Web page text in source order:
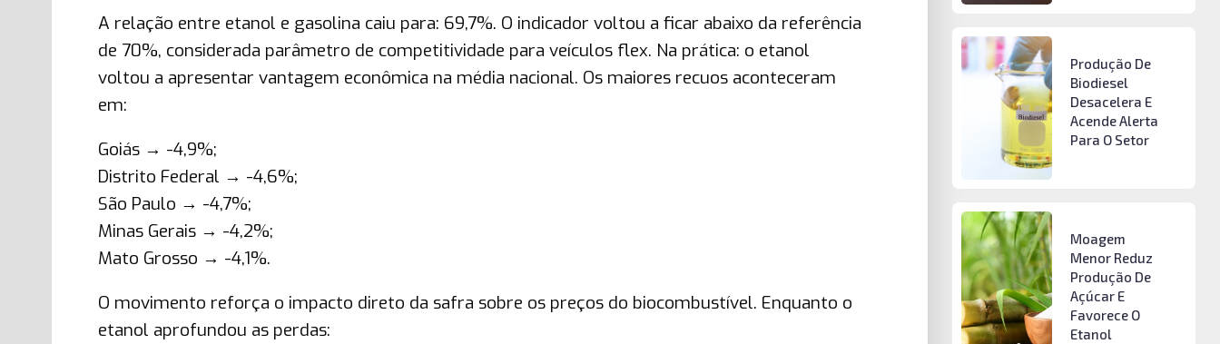
A relação entre etanol e gasolina caiu para: 69,7%. O indicador voltou a ficar abaixo da referência
de 70%, considerada parâmetro de competitividade para veículos flex. Na prática: o etanol
voltou a apresentar vantagem econômica na média nacional. Os maiores recuos aconteceram
em:
Goiás → -4,9%;
Distrito Federal → -4,6%;
São Paulo → -4,7%;
Minas Gerais → -4,2%;
Mato Grosso → -4,1%.
O movimento reforça o impacto direto da safra sobre os preços do biocombustível. Enquanto o
etanol aprofundou as perdas:
Produção De
Biodiesel
Desacelera E
Acende Alerta
Para O Setor
Moagem
Menor Reduz
Produção De
Açúcar E
Favorece O
Etanol